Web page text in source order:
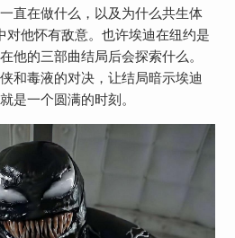
直在做什么，以及为什么共生体
对他怀有敌意。也许埃迪在纽约是
他的三部曲结局后会探索什么。
和毒液的对决，让结局暗示埃迪
是一个圆满的时刻。